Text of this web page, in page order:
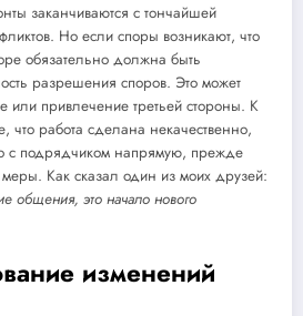
заканчиваются с тончайшей
Но если споры возникают, что
обязательно должна быть
разрешения споров. Это может
или привлечение третьей стороны. К
что работа сделана некачественно,
с подрядчиком напрямую, прежде
Как сказал один из моих друзей:
общения, это начало нового
изменений